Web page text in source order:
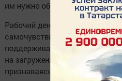
им нужно общение, внимание»,
Рабочий день она начинает с
самочувствие подопечных, а в
поддерживает их
на загруженность, Алсу
признаваясь: «Энергии у меня